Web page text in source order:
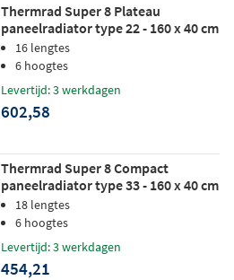
Thermrad Super 8 Plateau
paneelradiator type 22 - 160 x 40 cm
(L x H)
16 lengtes
6 hoogtes
Levertijd: 3 werkdagen
602,58
Thermrad Super 8 Compact
paneelradiator type 33 - 160 x 40 cm
(L x H)
18 lengtes
6 hoogtes
Levertijd: 3 werkdagen
454,21